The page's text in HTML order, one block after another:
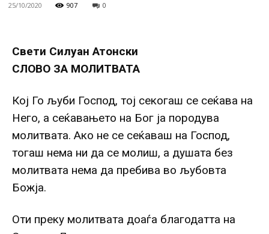
25/10/2020 907 0
Свети Силуан Атонски
СЛОВО ЗА МОЛИТВАТА
Кој Го љуби Господ, тој секогаш се сеќава на
Него, а сеќавањето на Бог ја породува
молитвата. Ако не се сеќаваш на Господ,
тогаш нема ни да се молиш, а душата без
молитвата нема да пребива во љубовта
Божја.
Оти преку молитвата доаѓа благодатта на